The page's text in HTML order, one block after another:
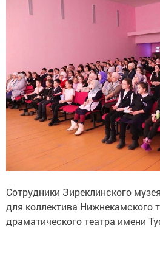
Сотрудники Зиреклинского
для коллектива Нижнекамского
драматического театра имени